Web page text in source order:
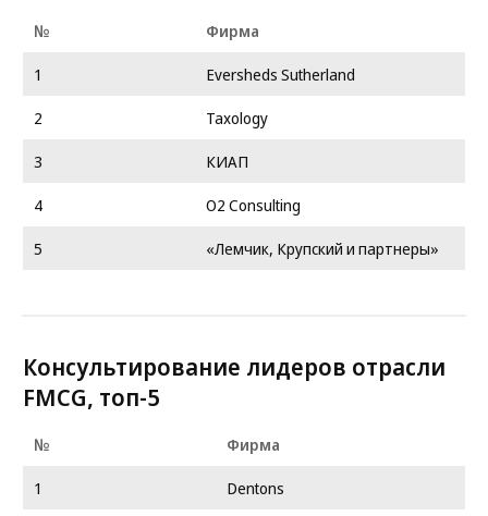
№
Фирма
1
Eversheds Sutherland
2
Taxology
3
КИАП
4
O2 Consulting
5
«Лемчик, Крупский и партнеры»
Консультирование лидеров отрасли
FMCG, топ-5
№
Фирма
1
Dentons